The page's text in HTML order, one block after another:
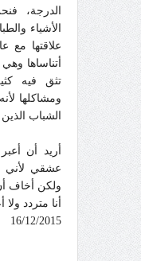
الدرجة،
الأشياء
علاقتها مع
أتناساها
تثق فيه
ومشاكلها
الشباب
أريد أن
عشقي لأني
ولكن أخاف
أنا متردد
16/12/2015